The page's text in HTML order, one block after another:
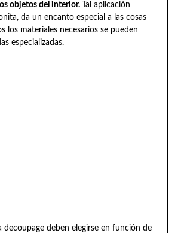
objetos del interior.
Tal aplicación
da un encanto especial a las cosas
los materiales necesarios se pueden
especializadas.
decoupage deben elegirse en función de